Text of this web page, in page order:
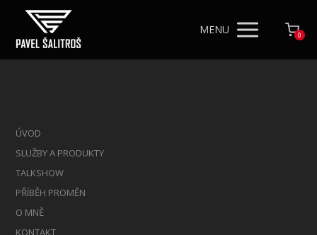
MENU 0
ÚVOD
SLUŽBY A PRODUKTY
TALKSHOW
PŘÍBĚH PROMĚN
O MNĚ
KONTAKT